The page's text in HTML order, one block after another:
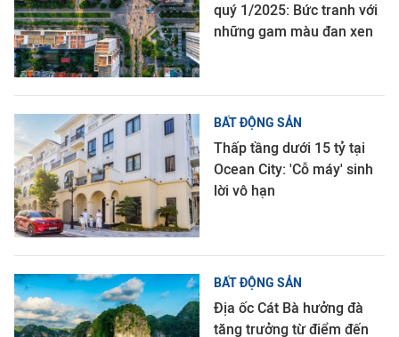
quý 1/2025: Bức tranh với
những gam màu đan xen
BẤT ĐỘNG SẢN
Thấp tầng dưới 15 tỷ tại
Ocean City: 'Cỗ máy' sinh
lời vô hạn
BẤT ĐỘNG SẢN
Địa ốc Cát Bà hưởng đà
tăng trưởng từ điểm đến